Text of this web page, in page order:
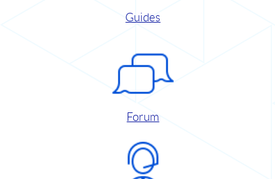
Guides
Forum